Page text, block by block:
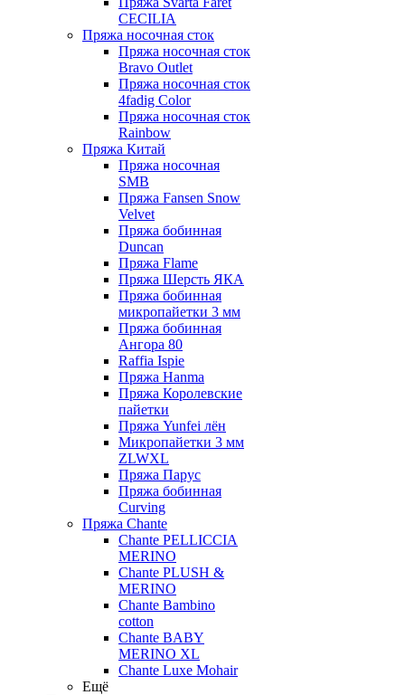
CECILIA
Пряжа носочная сток
Пряжа носочная сток
Bravo Outlet
Пряжа носочная сток
4fadig Color
Пряжа носочная сток
Rainbow
Пряжа Китай
Пряжа носочная
SMB
Пряжа Fansen Snow
Velvet
Пряжа бобинная
Duncan
Пряжа Flame
Пряжа Шерсть ЯКА
Пряжа бобинная
микропайетки 3 мм
Пряжа бобинная
Ангора 80
Raffia Ispie
Пряжа Hanma
Пряжа Королевские
пайетки
Пряжа Yunfei лён
Микропайетки 3 мм
ZLWXL
Пряжа Парус
Пряжа бобинная
Curving
Пряжа Chante
Chante PELLICCIA
MERINO
Chante PLUSH &
MERINO
Chante Bambino
cotton
Chante BABY
MERINO XL
Chante Luxe Mohair
Ещё